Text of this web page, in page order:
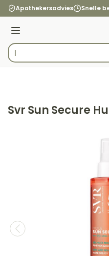
Ga naar de inhoud
Apothekersadvies Snelle
Menu
Product, merk, categorie...
Svr Sun Secure